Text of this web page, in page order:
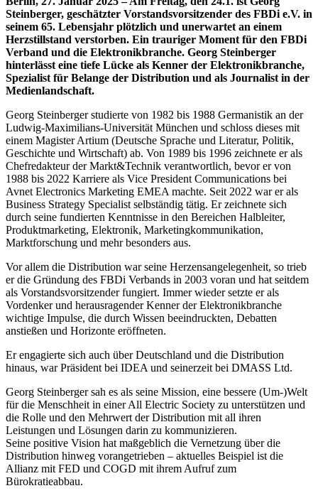
Steinberger, geschätzter Vorstandsvorsitzender des FBDi e.V. in
seinem 65. Lebensjahr plötzlich und unerwartet an einem
Herzstillstand verstorben. Ein trauriger Moment für den FBDi
Verband und die Elektronikbranche. Georg Steinberger
hinterlässt eine tiefe Lücke als Kenner der Elektronikbranche,
Spezialist für Belange der Distribution und als Journalist in der
Medienlandschaft.
Georg Steinberger studierte von 1982 bis 1988 Germanistik an der
Ludwig-Maximilians-Universität München und schloss dieses mit
einem Magister Artium (Deutsche Sprache und Literatur, Politik,
Geschichte und Wirtschaft) ab. Von 1989 bis 1996 zeichnete er als
Chefredakteur der Markt&Technik verantwortlich, bevor er von
1988 bis 2022 Karriere als Vice President Communications bei
Avnet Electronics Marketing EMEA machte. Seit 2022 war er als
Business Strategy Specialist selbständig tätig. Er zeichnete sich
durch seine fundierten Kenntnisse in den Bereichen Halbleiter,
Produktmarketing, Elektronik, Marketingkommunikation,
Marktforschung und mehr besonders aus.
Vor allem die Distribution war seine Herzensangelegenheit, so trieb
er die Gründung des FBDi Verbands in 2003 voran und hat seitdem
als Vorstandsvorsitzender fungiert. Immer wieder setzte er als
Vordenker und herausragender Kenner der Elektronikbranche
wichtige Impulse, die durch Wissen beeindruckten, Debatten
anstießen und Horizonte eröffneten.
Er engagierte sich auch über Deutschland und die Distribution
hinaus, war Präsident bei IDEA und seinerzeit bei DMASS Ltd.
Georg Steinberger sah es als seine Mission, eine bessere (Um-)Welt
für die Menschheit in einer All Electric Society zu unterstützen und
die Rolle und den Mehrwert der Distribution mit all ihren
Leistungen und Lösungen darin zu kommunizieren.
Seine positive Vision hat maßgeblich die Vernetzung über die
Distribution hinweg vorangetrieben – aktuelles Beispiel ist die
Allianz mit FED und COGD mit ihrem Aufruf zum
Bürokratieabbau.